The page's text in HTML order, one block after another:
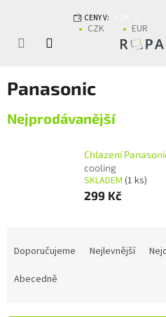
CENY V:
CZK EUR
Panasonic
Nejprodávanější
Chlazení
cooling
SKLADEM (1 ks)
299 Kč
Doporučujeme Nejlevnější
Abecedně